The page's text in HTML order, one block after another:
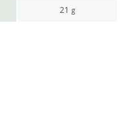
21 g